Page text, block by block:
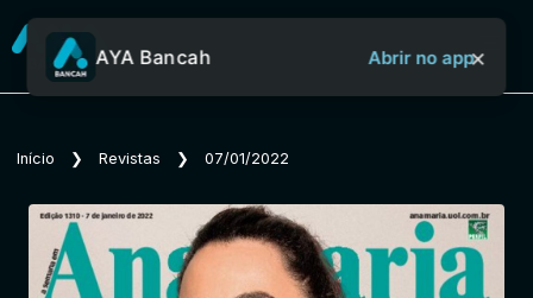
Sobre o Aya Bancah
Início
AYA Bancah Abrir no app×
Início ❯ Revistas ❯ 07/01/2022